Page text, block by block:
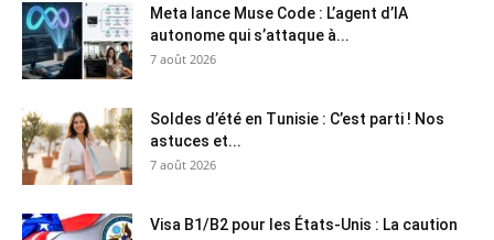
Meta lance Muse Code : L’agent d’IA
autonome qui s’attaque à...
7 août 2026
Soldes d’été en Tunisie : C’est parti ! Nos
astuces et...
7 août 2026
Visa B1/B2 pour les États-Unis : La caution